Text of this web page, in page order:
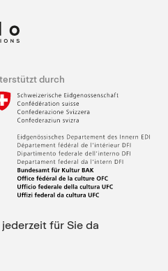
durch
für Sie da